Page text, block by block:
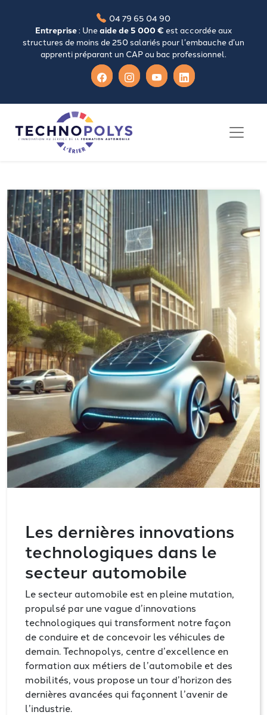
04 79 65 04 90
Entreprise: Uneaide de 5 000 € est accordée aux
structures de moins de 250 salariés pour l’embauche d’un
apprenti préparant un CAP ou bac professionnel.
Les dernières innovations
technologiques dans le
secteur automobile
Le secteur automobile est en pleine mutation,
propulsé par une vague d’innovations
technologiques qui transforment notre façon
de conduire et de concevoir les véhicules de
demain. Technopolys, centre d’excellence en
formation aux métiers de l’automobile et des
mobilités, vous propose un tour d’horizon des
dernières avancées qui façonnent l’avenir de
l’industrie.